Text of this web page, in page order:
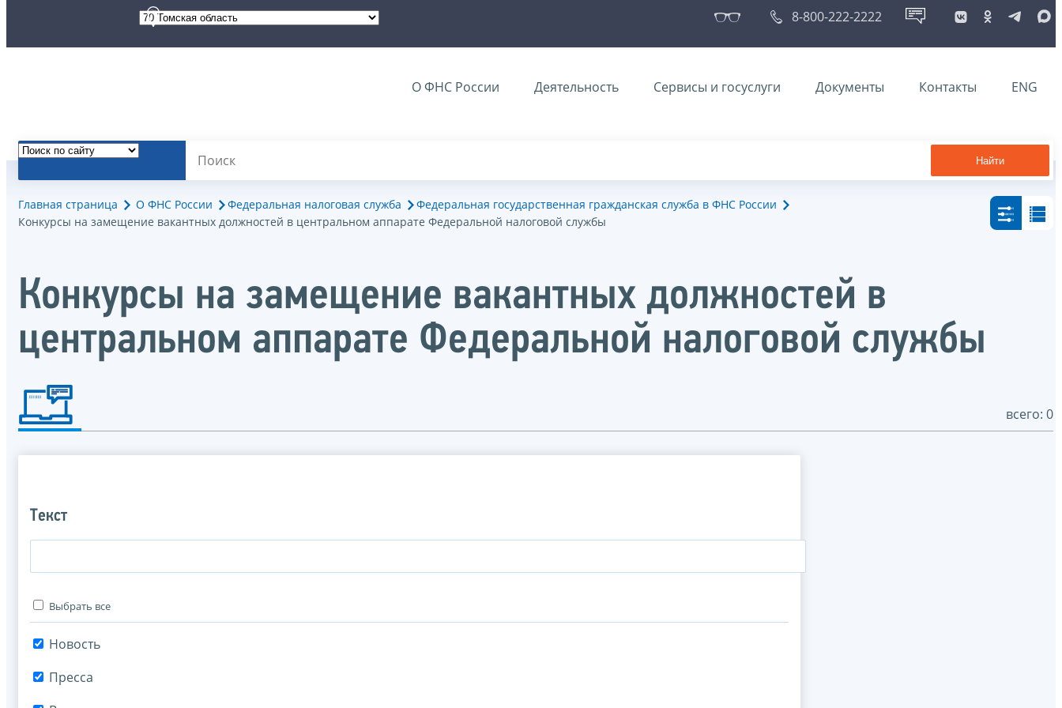
8-800-222-2222
О ФНС России Деятельность Сервисы и госуслуги Документы Контакты ENG
Найти
Главная страница О ФНС России Федеральная налоговая служба
Федеральная государственная гражданская служба в ФНС России
Конкурсы на замещение вакантных должностей в центральном аппарате Федеральной налоговой службы
Конкурсы на замещение вакантных должностей в
центральном аппарате Федеральной налоговой службы
всего: 0
Текст
Выбрать все
Новость
Пресса